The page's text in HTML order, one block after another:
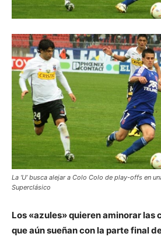
La ‘U’ busca alejar a Colo Colo de play-offs en
Superclásico
Los «azules» quieren aminorar las
que aún sueñan con la parte final